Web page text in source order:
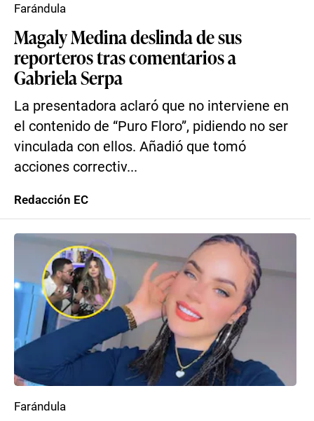
Magaly Medina deslinda de sus
reporteros tras comentarios a
Gabriela Serpa
La presentadora aclaró que no interviene en
el contenido de “Puro Floro”, pidiendo no ser
vinculada con ellos. Añadió que tomó
acciones correctiv...
Farándula
Redacción EC
Farándula